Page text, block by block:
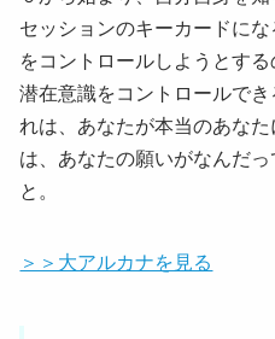
セッションのキーカードに
をコントロールしようとす
潜在意識をコントロールで
れは、あなたが本当のあな
は、あなたの願いがなんだ
と。
＞＞大アルカナを見る